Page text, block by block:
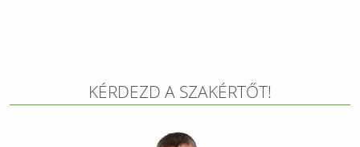
KÉRDEZD A SZAKÉRTŐT!